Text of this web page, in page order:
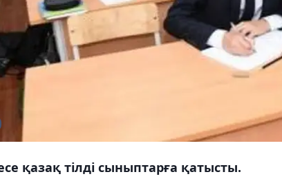
қазақ тілді сыныптарға қатысты.